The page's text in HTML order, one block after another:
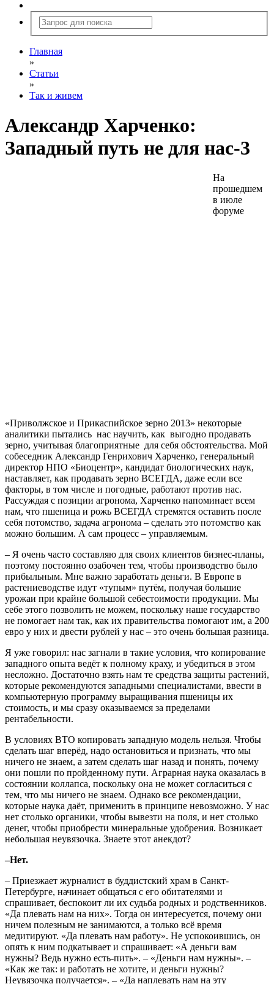
Главная
»
Статьи
»
Так и живем
Александр Харченко:
Западный путь не для нас-3
На
прошедшем
в июле
форуме
«Приволжское и Прикаспийское зерно 2013» некоторые
аналитики пытались нас научить, как выгодно продавать
зерно, учитывая благоприятные для себя обстоятельства. Мой
собеседник Александр Генрихович Харченко, генеральный
директор НПО «Биоцентр», кандидат биологических наук,
наставляет, как продавать зерно ВСЕГДА, даже если все
факторы, в том числе и погодные, работают против нас.
Рассуждая с позиции агронома, Харченко напоминает всем
нам, что пшеница и рожь ВСЕГДА стремятся оставить после
себя потомство, задача агронома – сделать это потомство как
можно большим. А сам процесс – управляемым.
– Я очень часто составляю для своих клиентов бизнес-планы,
поэтому постоянно озабочен тем, чтобы производство было
прибыльным. Мне важно заработать деньги. В Европе в
растениеводстве идут «тупым» путём, получая большие
урожаи при крайне большой себестоимости продукции. Мы
себе этого позволить не можем, поскольку наше государство
не помогает нам так, как их правительства помогают им, а 200
евро у них и двести рублей у нас – это очень большая разница.
Я уже говорил: нас загнали в такие условия, что копирование
западного опыта ведёт к полному краху, и убедиться в этом
несложно. Достаточно взять нам те средства защиты растений,
которые рекомендуются западными специалистами, ввести в
компьютерную программу выращивания пшеницы их
стоимость, и мы сразу оказываемся за пределами
рентабельности.
В условиях ВТО копировать западную модель нельзя. Чтобы
сделать шаг вперёд, надо остановиться и признать, что мы
ничего не знаем, а затем сделать шаг назад и понять, почему
они пошли по пройденному пути. Аграрная наука оказалась в
состоянии коллапса, поскольку она не может согласиться с
тем, что мы ничего не знаем. Однако все рекомендации,
которые наука даёт, применить в принципе невозможно. У нас
нет столько органики, чтобы вывезти на поля, и нет столько
денег, чтобы приобрести минеральные удобрения. Возникает
небольшая неувязочка. Знаете этот анекдот?
–Нет.
– Приезжает журналист в буддистский храм в Санкт-
Петербурге, начинает общаться с его обитателями и
спрашивает, беспокоит ли их судьба родных и родственников.
«Да плевать нам на них». Тогда он интересуется, почему они
ничем полезным не занимаются, а только всё время
медитируют. «Да плевать нам работу». Не успокоившись, он
опять к ним подкатывает и спрашивает: «А деньги вам
нужны? Ведь нужно есть-пить». – «Деньги нам нужны». –
«Как же так: и работать не хотите, и деньги нужны?
Неувязочка получается». – «Да наплевать нам на эту